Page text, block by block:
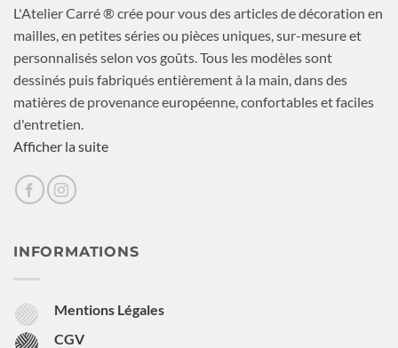
L'Atelier Carré ® crée pour vous des articles de décoration en
mailles, en petites séries ou pièces uniques, sur-mesure et
personnalisés selon vos goûts. Tous les modèles sont
dessinés puis fabriqués entièrement à la main, dans des
matières de provenance européenne, confortables et faciles
d'entretien.
Afficher la suite
INFORMATIONS
Mentions Légales
CGV